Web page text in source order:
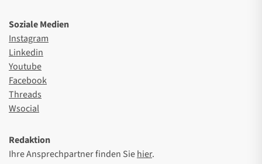
Soziale Medien
Instagram
Linkedin
Youtube
Facebook
Threads
Wsocial
Redaktion
Ihre Ansprechpartner finden Siehier.